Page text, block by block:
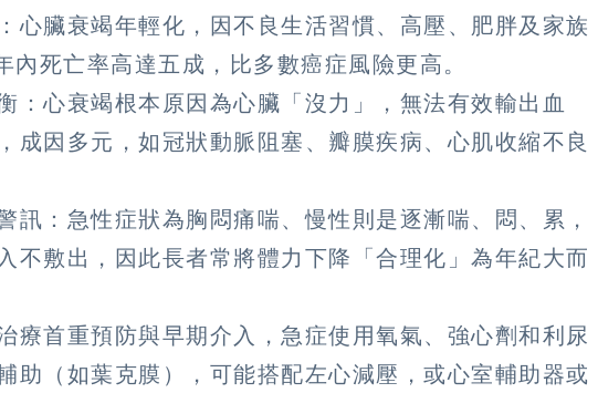
心臟衰竭年輕化，因不良生活習慣、高壓、肥胖及家族
內死亡率高達五成，比多數癌症風險更高。
：心衰竭根本原因為心臟「沒力」，無法有效輸出血
成因多元，如冠狀動脈阻塞、瓣膜疾病、心肌收縮不良
訊 ：急性症狀為胸悶痛喘、慢性則是逐漸喘、悶、累，
不敷出，因此長者常將體力下降「合理化」為年紀大而
療首重預防與早期介入，急症使用氧氣、強心劑和利尿
助（如葉克膜），可能搭配左心減壓，或心室輔助器或